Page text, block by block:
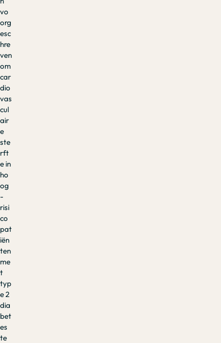
vo
org
esc
hre
ven
om
car
dio
vas
cul
air
e
ste
rft
e in
ho
og
-
risi
co
pat
iën
ten
me
t
typ
e 2
dia
bet
es
te